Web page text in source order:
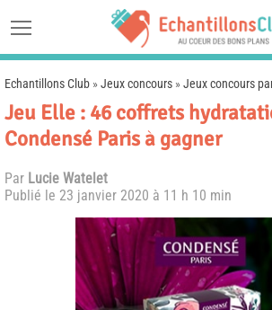
Echantillons Club »Jeux concours »Jeux concours
Jeu Elle : 46 coffrets
Condensé Paris à gagner
Par Lucie Watelet
Publié le 23 janvier 2020 à 11 h 10 min